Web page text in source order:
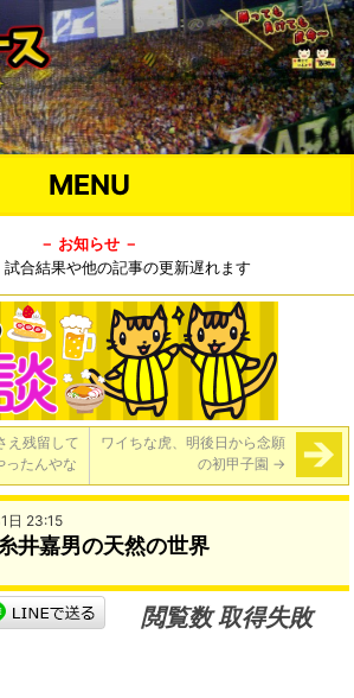
MENU
－ お知らせ －
試合結果や他の記事の更新遅れます
え残留して
ったんやな
ワイちな虎、明後日から念願
の初甲子園 →
日 23:15
井嘉男の天然の世界
閲覧数 取得失敗